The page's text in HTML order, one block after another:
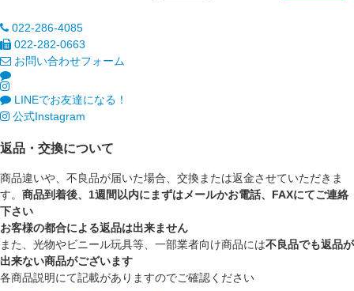
022-286-4085
022-282-0663
お問い合わせフォーム
LINEでお友達になる！
公式Instagram
返品・交換について
商品違いや、不良品が届いた場合、交換または返金させていただきま
す。 商品到着後、1週間以内にまずはメールかお電話、FAXにてご連絡
下さい
お客様の都合による返品は出来ません
また、光物やビニール玩具等、一部業者向け商品には不良品でも返品が
出来ない商品がございます
各商品説明にて記載がありますのでご確認ください